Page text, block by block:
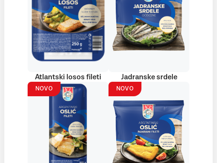
Atlantski losos fileti Jadranske srdele
NOVO NOVO